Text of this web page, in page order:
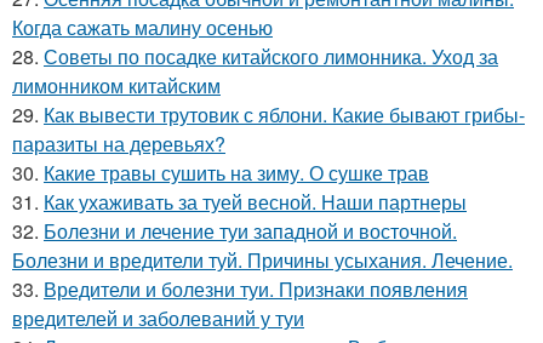
Когда сажать малину осенью
28. Советы по посадке китайского лимонника. Уход за
лимонником китайским
29. Как вывести трутовик с яблони. Какие бывают грибы-
паразиты на деревьях?
30. Какие травы сушить на зиму. О сушке трав
31. Как ухаживать за туей весной. Наши партнеры
32. Болезни и лечение туи западной и восточной.
Болезни и вредители туй. Причины усыхания. Лечение.
33. Вредители и болезни туи. Признаки появления
вредителей и заболеваний у туи